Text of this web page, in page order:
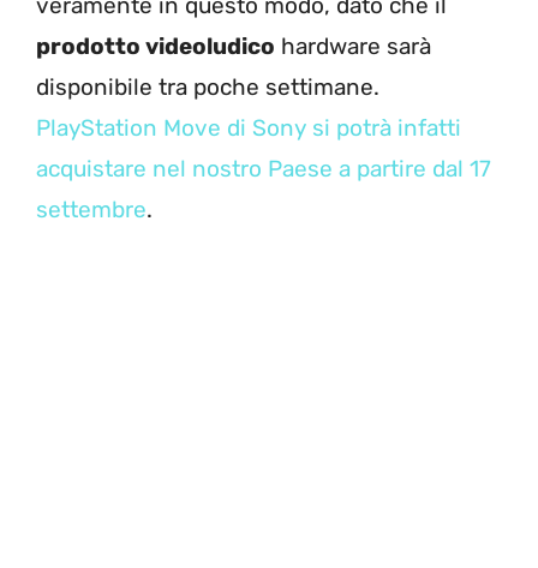
prodotto videoludico hardware sarà
disponibile tra poche settimane.
PlayStation Move di Sony si potrà infatti
acquistare nel nostro Paese a partire dal 17
settembre.